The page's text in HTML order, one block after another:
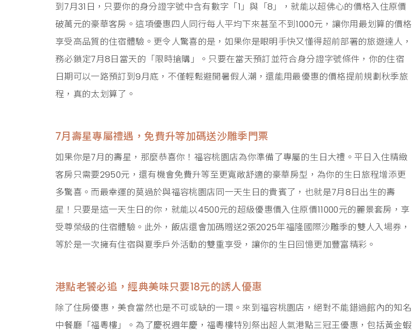
到7月31日，只要你的身分證字號中含有數字「1」與「8」，就能以超佛心的價格入住原價
破萬元的豪華客房。這項優惠四人同行每人平均下來甚至不到1000元，讓你用最划算的價格
享受高品質的住宿體驗。更令人驚喜的是，如果你是眼明手快又懂得超前部署的旅遊達人，
務必鎖定7月8日當天的「限時搶購」。只要在當天預訂並符合身分證字號條件，你的住宿
日期可以一路預訂到9月底，不僅輕鬆避開暑假人潮，還能用最優惠的價格提前規劃秋季旅
程，真的太划算了。
7月壽星專屬禮遇，免費升等加碼送沙雕季門票
如果你是7月的壽星，那麼恭喜你！福容桃園店為你準備了專屬的生日大禮。平日入住精緻
客房只需要2950元，還有機會免費升等至更寬敞舒適的豪華房型，為你的生日旅程增添更
多驚喜。而最幸運的莫過於與福容桃園店同一天生日的貴賓了，也就是7月8日出生的壽
星！只要是這一天生日的你，就能以4500元的超級優惠價入住原價11000元的麗景套房，享
受尊榮級的住宿體驗。此外，飯店還會加碼贈送2張2025年福隆國際沙雕季的雙人入場券，
等於是一次擁有住宿與夏季戶外活動的雙重享受，讓你的生日回憶更加豐富精彩。
港點老饕必追，經典美味只要18元的誘人優惠
除了住房優惠，美食當然也是不可或缺的一環。來到福容桃園店，絕對不能錯過館內的知名
中餐廳「福粵樓」。為了慶祝週年慶，福粵樓特別祭出超人氣港點三冠王優惠，包括黃金蝦